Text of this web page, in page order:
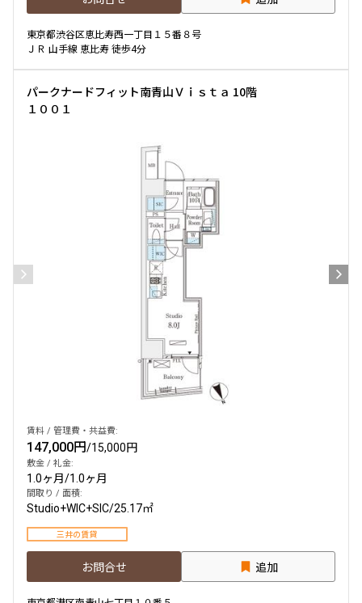
東京都渋谷区恵比寿西一丁目１５番８号
ＪＲ 山手線 恵比寿 徒歩4分
パークナードフィット南青山Ｖｉｓｔａ 10階
１００１
賃料 / 管理費・共益費:
147,000円/15,000円
敷金 / 礼金:
1.0ヶ月/1.0ヶ月
間取り / 面積:
Studio+WIC+SIC/25.17㎡
三井の賃貸
お問合せ 追加